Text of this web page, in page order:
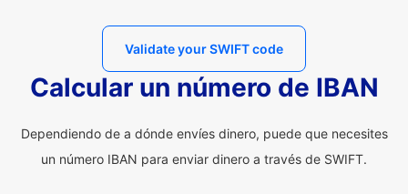
Validate your SWIFT code
Calcular un número de IBAN
Dependiendo de a dónde envíes dinero, puede que necesites
un número IBAN para enviar dinero a través de SWIFT.